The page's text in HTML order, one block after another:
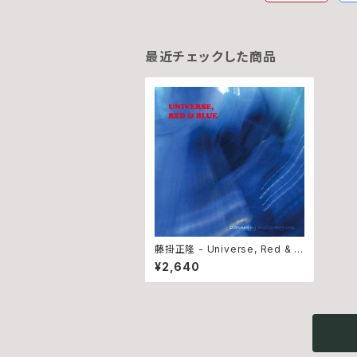
最近チェックした商品
藤掛正隆 - Universe, Red & B
lue (CD)
¥2,640